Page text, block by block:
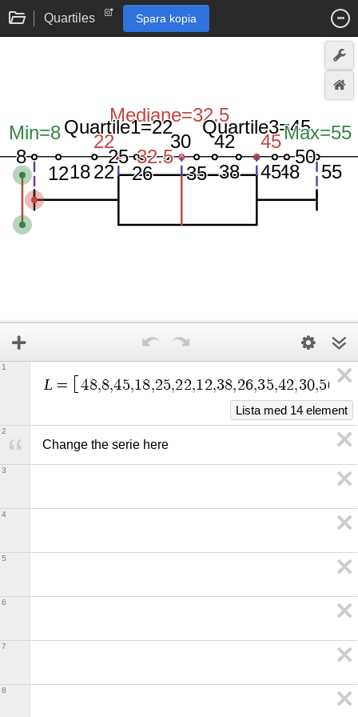
Quartiles Spara kopia
L = 48,8,45,18,25,22,12,38,26,35,42,30,50 ,55
Lista med 14 element
1
Change the serie here
2
3
4
5
6
7
8